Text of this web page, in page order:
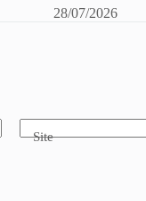
28/07/2026
Site